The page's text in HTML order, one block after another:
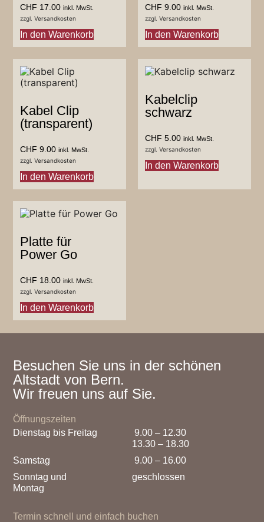
CHF 17.00 inkl. MwSt.
zzgl.Versandkosten
In den Warenkorb
CHF 9.00 inkl. MwSt.
zzgl. Versandkosten
In den Warenkorb
Kabel Clip
(transparent)
CHF 9.00 inkl. MwSt.
zzgl.Versandkosten
In den Warenkorb
Kabelclip
schwarz
CHF 5.00 inkl. MwSt.
zzgl. Versandkosten
In den Warenkorb
Platte für
Power Go
CHF 18.00 inkl. MwSt.
zzgl.Versandkosten
In den Warenkorb
Besuchen Sie uns in der schönen
Altstadt von Bern.
Wir freuen uns auf Sie.
Öffnungszeiten
Dienstag bis Freitag
9.00 – 12.30
13.30 – 18.30
Samstag
9.00 – 16.00
Sonntag und
Montag
geschlossen
Termin schnell und einfach buchen